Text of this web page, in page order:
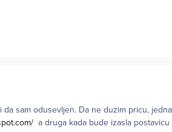
sam odusevljen. Da ne duzim pricu,
a druga kada bude izasla postavicu